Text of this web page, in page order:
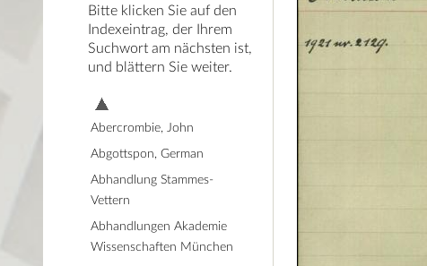
Bitte klicken Sie auf den
Indexeintrag, der Ihrem
Suchwort am nächsten ist,
und blättern Sie weiter.
Abercrombie, John
Abgottspon, German
Abhandlung Stammes-
Vettern
Abhandlungen Akademie
Wissenschaften München